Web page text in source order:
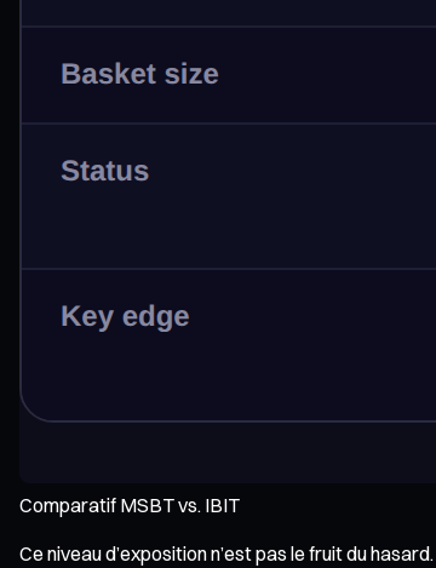
Comparatif MSBT vs. IBIT
Ce niveau d’exposition n’est pas le fruit du